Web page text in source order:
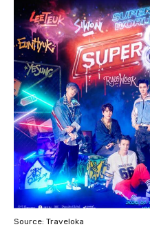
Source: Traveloka